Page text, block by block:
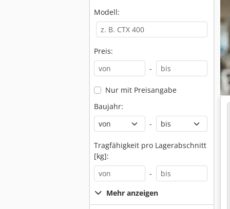
Modell:
Preis:
-
Nur mit Preisangabe
Baujahr:
-
Tragfähigkeit pro Lagerabschnitt
[kg]:
-
Mehr anzeigen